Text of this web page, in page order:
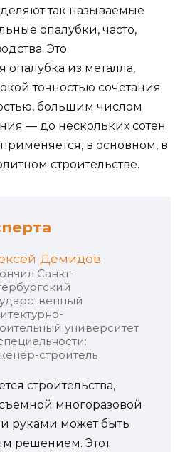
так называемые
опалубки, часто,
Это
из металла,
точностью сочетания
большим числом
— до нескольких сотен
применяется, в основном, в
строительстве.
Демидов
Санкт-
университет
строитель
строительства,
многоразовой
руками может быть
решением. Этот